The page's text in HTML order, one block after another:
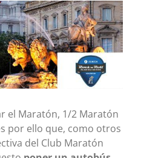
el Maratón, 1/2 Maratón
por ello que, como otros
del Club Maratón